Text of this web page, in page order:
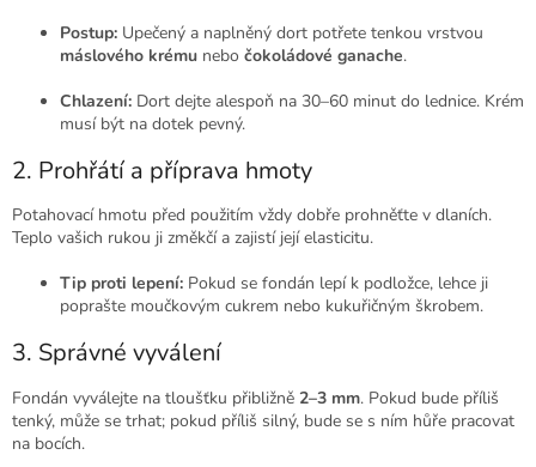
Postup: Upečený a naplněný dort potřete tenkou vrstvou
máslového krému nebo čokoládové ganache.
Chlazení: Dort dejte alespoň na 30–60 minut do lednice. Krém
musí být na dotek pevný.
2. Prohřátí a příprava hmoty
Potahovací hmotu před použitím vždy dobře prohněťte v dlaních.
Teplo vašich rukou ji změkčí a zajistí její elasticitu.
Tip proti lepení: Pokud se fondán lepí k podložce, lehce ji
poprašte moučkovým cukrem nebo kukuřičným škrobem.
3. Správné vyválení
Fondán vyválejte na tloušťku přibližně 2–3 mm. Pokud bude příliš
tenký, může se trhat; pokud příliš silný, bude se s ním hůře pracovat
na bocích.